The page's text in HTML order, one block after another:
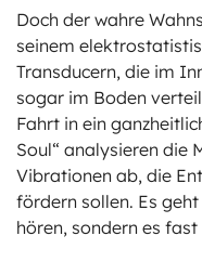
Doch der wahre
seinem
Transducern, die im
sogar im Boden
Fahrt in ein
Soul“ analysieren die
Vibrationen ab, die
fördern sollen. Es
hören, sondern es